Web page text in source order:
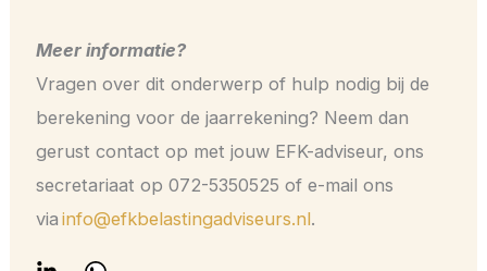
Meer informatie?
Vragen over dit onderwerp of hulp nodig bij de
berekening voor de jaarrekening? Neem dan
gerust contact op met jouw EFK-adviseur, ons
secretariaat op 072-5350525 of e-mail ons
via info@efkbelastingadviseurs.nl.